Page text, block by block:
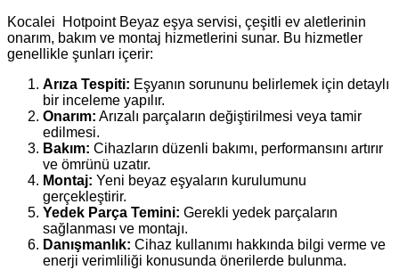
Kocalei Hotpoint Beyaz eşya servisi, çeşitli ev aletlerinin
onarım, bakım ve montaj hizmetlerini sunar. Bu hizmetler
genellikle şunları içerir:
Arıza Tespiti: Eşyanın sorununu belirlemek için detaylı
bir inceleme yapılır.
Onarım: Arızalı parçaların değiştirilmesi veya tamir
edilmesi.
Bakım: Cihazların düzenli bakımı, performansını artırır
ve ömrünü uzatır.
Montaj: Yeni beyaz eşyaların kurulumunu
gerçekleştirir.
Yedek Parça Temini: Gerekli yedek parçaların
sağlanması ve montajı.
Danışmanlık: Cihaz kullanımı hakkında bilgi verme ve
enerji verimliliği konusunda önerilerde bulunma.